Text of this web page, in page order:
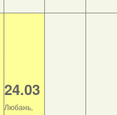
24.03
Любань,